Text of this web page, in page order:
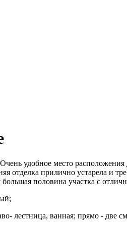
удобное место
отделка прилично устарела и
большая половина участка с
лестница, ванная; прямо - две